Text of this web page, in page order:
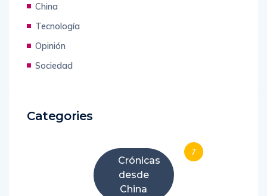
China
Tecnología
Opinión
Sociedad
Categories
Crónicas
desde
China
7